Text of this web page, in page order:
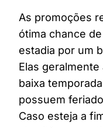
As promoções
ótima chance
estadia por um
Elas
baixa
possuem
Caso esteja a